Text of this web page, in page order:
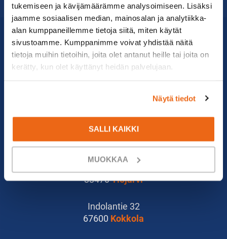
tukemiseen ja kävijämäärämme analysoimiseen. Lisäksi
jaamme sosiaalisen median, mainosalan ja analytiikka-
alan kumppaneillemme tietoja siitä, miten käytät
sivustoamme. Kumppanimme voivat yhdistää näitä
tietoja muihin tietoihin, joita olet antanut heille tai joita on
kerätty, kun olet käyttänyt heidän palvelujaan.
Näytä tiedot
SALLI KAIKKI
MUOKKAA
info@suomenkonetalo.fi
Gneissikuja 2
90620Oulu
33470Ylöjärvi
Indolantie 32
67600 Kokkola